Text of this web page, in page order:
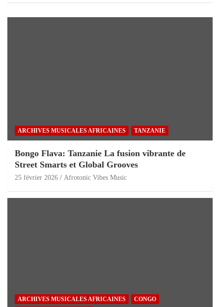
ARCHIVES MUSICALES AFRICAINES TANZANIE
Bongo Flava: Tanzanie La fusion vibrante de
Street Smarts et Global Grooves
25 février 2026 Afrotonic Vibes Music
ARCHIVES MUSICALES AFRICAINES
CONGO